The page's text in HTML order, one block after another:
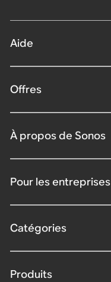
Aide
Offres
À propos de Sonos
Pour les entreprises
Catégories
Produits